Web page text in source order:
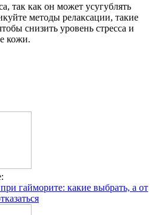
так как он может усугублять
методы релаксации, такие
снизить уровень стресса и
кожи.
гайморите: какие выбрать, а от